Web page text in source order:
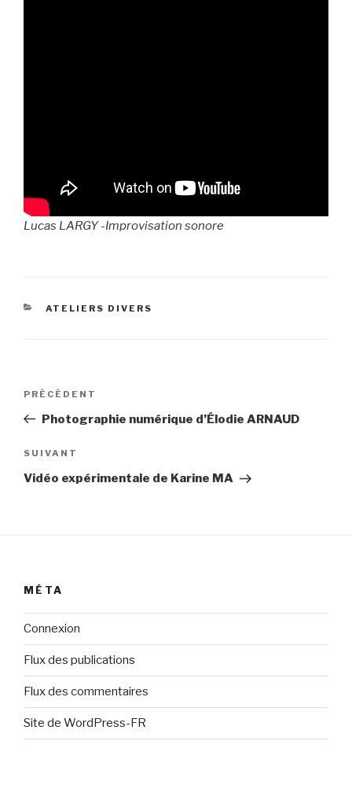
Lucas LARGY -Improvisation sonore
CATÉGORIES
ATELIERS DIVERS
Navigation
l’article
Article
précédent
PRÉCÉDENT
Photographie numérique d’Élodie ARNAUD
Article
suivant
SUIVANT
Vidéo expérimentale de Karine MA
MÉTA
Connexion
Flux des publications
Flux des commentaires
Site de WordPress-FR